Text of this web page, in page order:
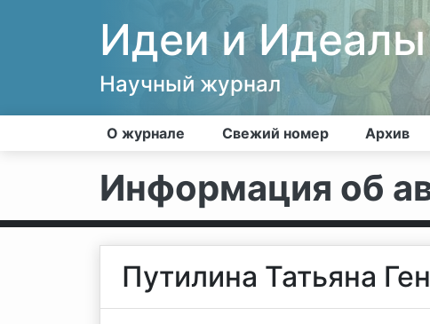
Идеи и Идеалы
Научный журнал
О журнале Свежий номер Архив
Информация об
Путилина Татьяна